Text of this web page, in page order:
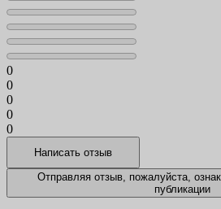
0
0
0
0
0
Отправляя отзыв, пожалуйста,
публикации